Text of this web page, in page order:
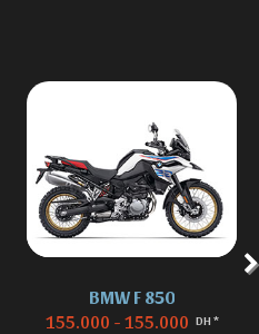
BMW F 850
155.000 - 155.000 DH *